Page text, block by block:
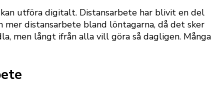
utföra digitalt. Distansarbete har blivit en del
mer distansarbete bland löntagarna, då det sker
men långt ifrån alla vill göra så dagligen. Många